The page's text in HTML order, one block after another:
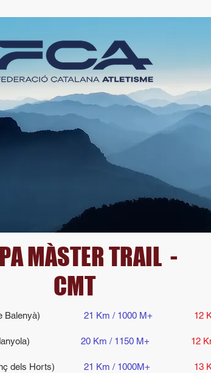
MÀSTER TRAIL -
CMT
de Balenyà) 21 Km / 1000 M+ 12
Cerdanyola) 20 Km / 1150 M+ 12
dels Horts) 21 Km / 1000M+ 13